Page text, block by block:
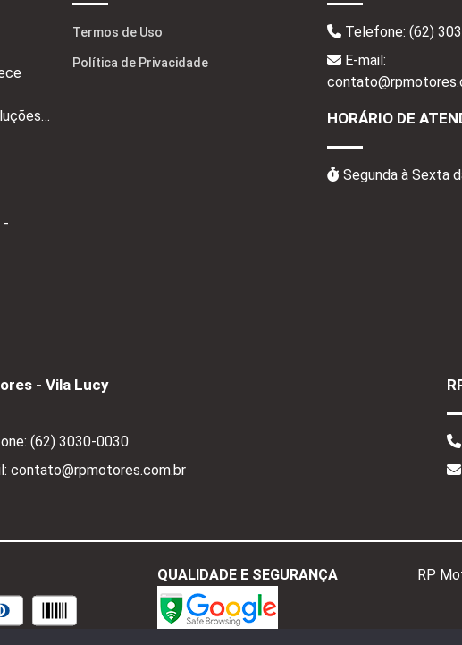
-
Termos de Uso
Política de Privacidade
Telefone: (62)
E-mail:
HORÁRIO DE
Segunda à Sexta
- Vila Lucy
(62) 3030-0030
contato@rpmotores.com.br
QUALIDADE E SEGURANÇA RP